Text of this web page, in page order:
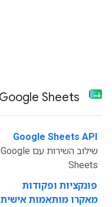
Google Sheets API
שילוב השירות עם Google
Sheets
פונקציות ופקודות
מאקרו מותאמות אישית